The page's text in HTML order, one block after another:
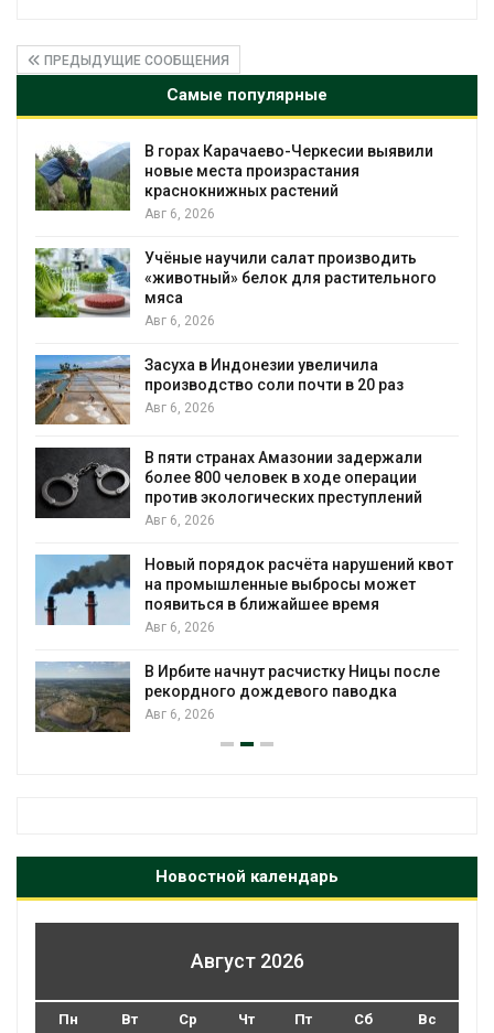
ПРЕДЫДУЩИЕ СООБЩЕНИЯ
Самые популярные
выявили
в 20 раз
задержали
операции
квот
может
время
Ницы после
паводка
В Домодедове
последствия разлива
пожара на складе
Изменение климата меняет
бабочек по всему миру
установки солнечных
бизнеса
Москвариум отметит 11-
трёхдневным фестивалем
Авг 5, 2026
проверяют по статье о
Авг 5, 2026
для охраны израильской
Авг 5, 2026
Новостной календарь
Август 2026
Пн Вт Ср Чт Пт Сб Вс